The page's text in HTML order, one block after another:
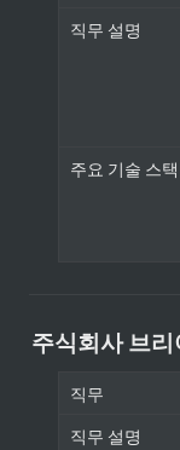
직무 설명
주요 기술 스택
주식회사 브
직무
직무 설명